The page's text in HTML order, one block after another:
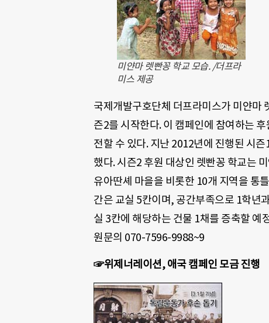
미얀마 렛빤꽁 학교 모습. /더프라
미스 제공
국제개발구호단체 더프라미스가 미얀마
즌2를 시작한다. 이 캠페인에 참여하는
전할 수 있다. 지난 2012년에 진행된 시
했다. 시즌2 후원 대상인 렛빤꽁 학교는
유아딴셰 마을을 비롯한 10개 지역을 통
간은 교실 5칸이며, 공간부족으로 1학년
실 3칸에 해당하는 건물 1채를 증축할 예
원문의 070-7596-9988~9
☞위제너레이션, 애국 캠페인 모금 진행